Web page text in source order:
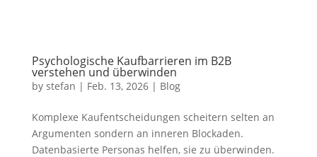
Psychologische Kaufbarrieren im B2B
verstehen und überwinden
by stefan | Feb. 13, 2026| Blog
Komplexe Kaufentscheidungen scheitern selten an
Argumenten sondern an inneren Blockaden.
Datenbasierte Personas helfen, sie zu überwinden.